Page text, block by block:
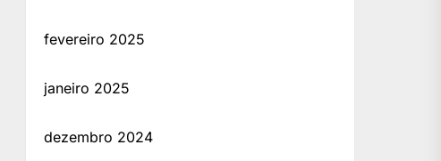
fevereiro 2025
janeiro 2025
dezembro 2024